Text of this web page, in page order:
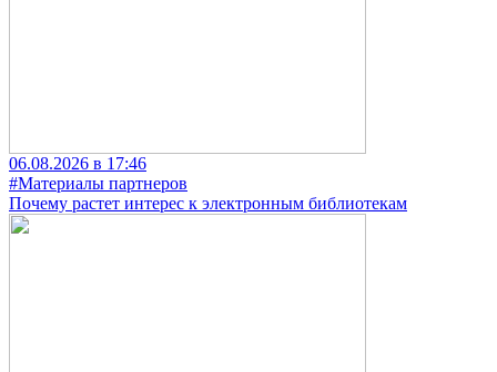
06.08.2026 в 17:46
#Материалы партнеров
Почему растет интерес к электронным библиотекам